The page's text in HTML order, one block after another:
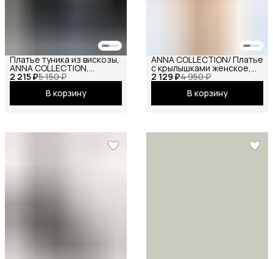
2 215 ₽5 150 ₽
Платье туника из вискозы,
ANNA COLLECTION,
вечернее праздничное
повседневное офисное
В корзину
2 129 ₽4 950 ₽
ANNA COLLECTION/ Платье
с крылышками женское,
платье вечернее,
нарядное, атласное,
шёлковое, на праздник
В корзину